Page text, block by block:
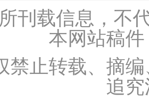
刊载信息，不
本网站稿
禁止转载、摘
追